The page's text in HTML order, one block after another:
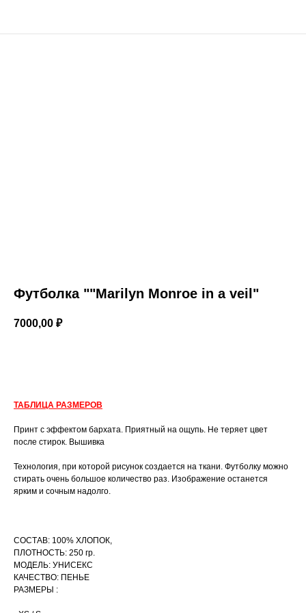
Футболка ""Marilyn Monroe in a veil"
7000,00 ₽
ТАБЛИЦА РАЗМЕРОВ
Принт с эффектом бархата. Приятный на ощупь. Не теряет цвет
после стирок. Вышивка
Технология, при которой рисунок создается на ткани. Футболку можно
стирать очень большое количество раз. Изображение останется
ярким и сочным надолго.
СОСТАВ: 100% ХЛОПОК,
ПЛОТНОСТЬ: 250 гр.
МОДЕЛЬ: УНИСЕКС
КАЧЕСТВО: ПЕНЬЕ
РАЗМЕРЫ :